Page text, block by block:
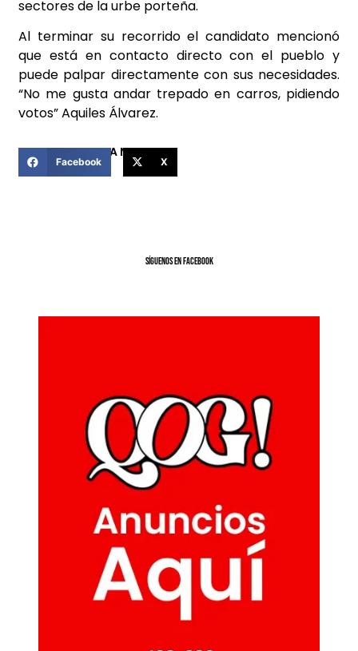
sectores de la urbe porteña.
Al terminar su recorrido el candidato mencionó
que está en contacto directo con el pueblo y
puede palpar directamente con sus necesidades.
“No me gusta andar trepado en carros, pidiendo
votos” Aquiles Álvarez.
COMPARTIR ESTA NOTICIA
Facebook X
SíGUENOS EN FACEBOOK